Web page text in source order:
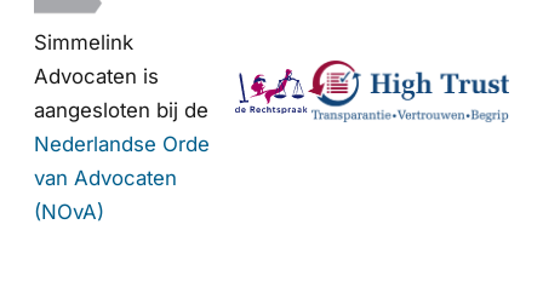
Simmelink
Advocaten is
aangesloten bij de
Nederlandse Orde
van Advocaten
(NOvA)